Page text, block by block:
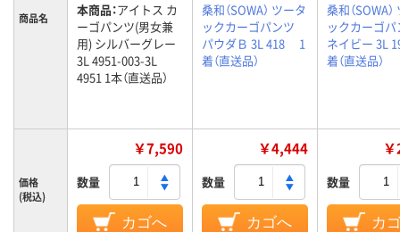
商品名 本商品：アイトス カ
ーゴパンツ(男女兼
用) シルバーグレー
3L 4951-003-3L
4951 1本（直送品）
桑和（SOWA） ツータ
ックカーゴパンツ
パウダＢ 3L 418 1
着（直送品）
桑和（SOWA
ックカーゴパ
ネイビー 3L
着（直送品）
価格
(税込)
￥7,590
数量
カゴへ
￥4,444
数量
カゴへ
数量
カ